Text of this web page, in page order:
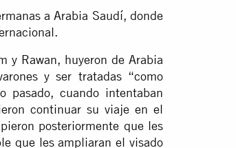
a Arabia Saudí, donde
y Rawan, huyeron de Arabia
y ser tratadas “como
pasado, cuando intentaban
continuar su viaje en el
posteriormente que les
que les ampliaran el visado